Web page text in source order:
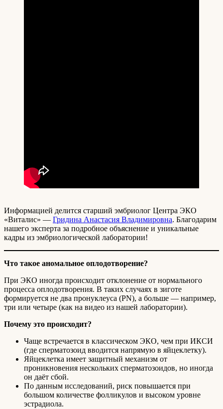
Информацией делится старший эмбриолог Центра ЭКО
«Виталис» — Гридина Анастасия Владимировна. Благодарим
нашего эксперта за подробное объяснение и уникальные
кадры из эмбриологической лаборатории!
Что такое аномальное оплодотворение?
При ЭКО иногда происходит отклонение от нормального
процесса оплодотворения. В таких случаях в зиготе
формируется не два пронуклеуса (PN), а больше — например,
три или четыре (как на видео из нашей лаборатории).
Почему это происходит?
Чаще встречается в классическом ЭКО, чем при ИКСИ
(где сперматозоид вводится напрямую в яйцеклетку).
Яйцеклетка имеет защитный механизм от
проникновения нескольких сперматозоидов, но иногда
он даёт сбой.
По данным исследований, риск повышается при
большом количестве фолликулов и высоком уровне
эстрадиола.